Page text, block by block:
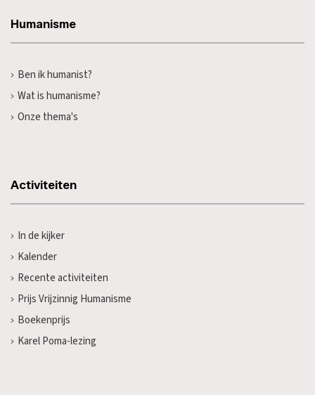
Humanisme
Ben ik humanist?
Wat is humanisme?
Onze thema's
Activiteiten
In de kijker
Kalender
Recente activiteiten
Prijs Vrijzinnig Humanisme
Boekenprijs
Karel Poma-lezing